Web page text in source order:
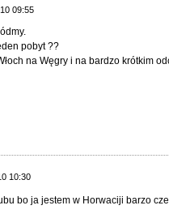
09:55
pobyt ??
na Węgry i na bardzo krótkim
10:30
bo ja jestem w Horwaciji barzo